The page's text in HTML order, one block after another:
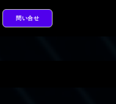
問い合せ